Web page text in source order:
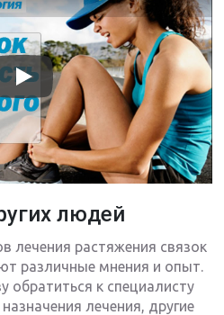
людей
лечения растяжения связок
различные мнения и опыт.
обратиться к специалисту
лечения, другие